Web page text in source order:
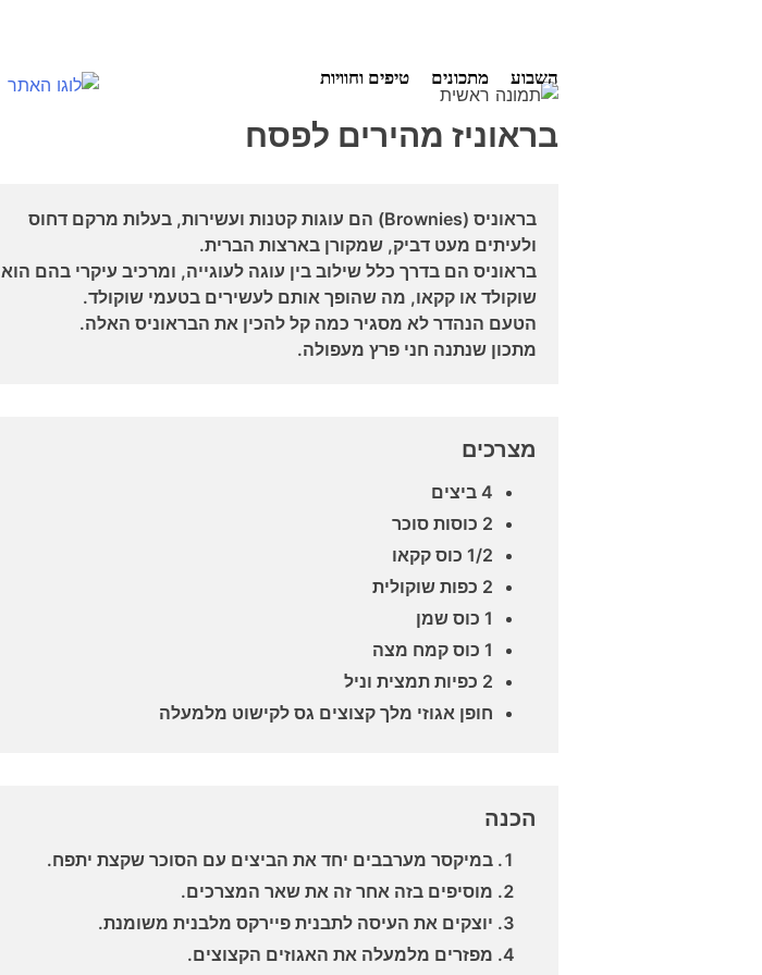
השבוע מתכונים טיפים וחוויות
בראוניז מהירים לפסח
בראוניס (Brownies) הם עוגות קטנות ועשירות, בעלות מרקם דחוס
ולעיתים מעט דביק, שמקורן בארצות הברית.
בראוניס הם בדרך כלל שילוב בין עוגה לעוגייה, ומרכיב עיקרי בהם הוא
שוקולד או קקאו, מה שהופך אותם לעשירים בטעמי שוקולד.
הטעם הנהדר לא מסגיר כמה קל להכין את הבראוניס האלה.
מתכון שנתנה חני פרץ מעפולה.
מצרכים
4 ביצים
2 כוסות סוכר
1/2 כוס קקאו
2 כפות שוקולית
1 כוס שמן
1 כוס קמח מצה
2 כפיות תמצית וניל
חופן אגוזי מלך קצוצים גס לקישוט מלמעלה
הכנה
במיקסר מערבבים יחד את הביצים עם הסוכר שקצת יתפח.
מוסיפים בזה אחר זה את שאר המצרכים.
יוצקים את העיסה לתבנית פיירקס מלבנית משומנת.
מפזרים מלמעלה את האגוזים הקצוצים.